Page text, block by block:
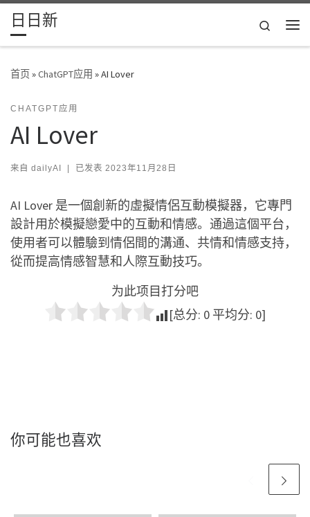
Skip to content
日日新
Search
首页»ChatGPT应用 »AI Lover
CHATGPT应用
AI Lover
来自 dailyAI | 已发表 2023年11月28日
AI Lover 是一個創新的虛擬情侶互動模擬器，它專門
設計用於模擬戀愛中的互動和情感。通過這個平台，
使用者可以體驗到情侶間的溝通、共情和情感支持，
從而提高情感智慧和人際互動技巧。
为此项目打分吧
[总分: 0 平均分: 0]
你可能也喜欢